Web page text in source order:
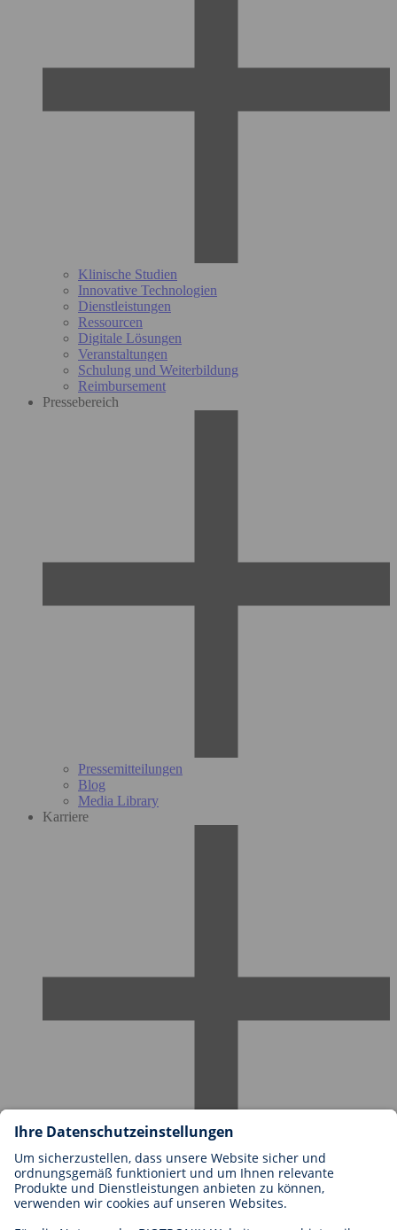
Klinische Studien
Innovative Technologien
Dienstleistungen
Ressourcen
Digitale Lösungen
Veranstaltungen
Schulung und Weiterbildung
Reimbursement
Pressebereich
Pressemitteilungen
Blog
Media Library
Karriere
Karriere bei BIOTRONIK
Einstieg